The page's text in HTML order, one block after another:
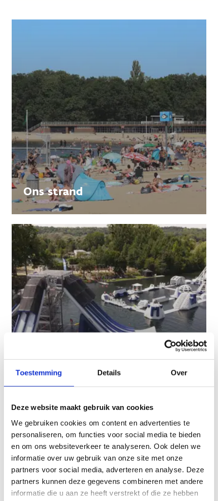
Toestemming Details Over
Deze website maakt gebruik van cookies
We gebruiken cookies om content en advertenties te
personaliseren, om functies voor social media te bieden
en om ons websiteverkeer te analyseren. Ook delen we
informatie over uw gebruik van onze site met onze
partners voor social media, adverteren en analyse. Deze
partners kunnen deze gegevens combineren met andere
informatie die u aan ze heeft verstrekt of die ze hebben
Ons strand